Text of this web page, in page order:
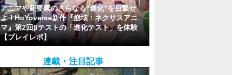
アニマや新要素のさらなる“進化”を目撃せ
よ！HoYoverse新作『崩壊：ネクサスアニ
マ』第2回βテストの「進化テスト」を体験
【プレイレポ】
連載・注目記事